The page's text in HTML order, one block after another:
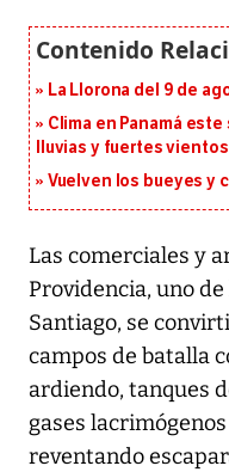
La Llorona del 9 de
Clima en Panamá
lluvias y fuertes vientos
Vuelven los bueyes y
Las comerciales y
Providencia, uno
Santiago, se
campos de batalla
ardiendo, tanques
gases
reventando